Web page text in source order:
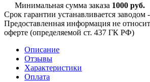
Минимальная сумма заказа 1000 руб.
Срок гарантии устанавливается заводом
Предоставленная информация не
оферте (определяемой ст. 437 ГК РФ)
Описание
Отзывы
Характеристики
Оплата